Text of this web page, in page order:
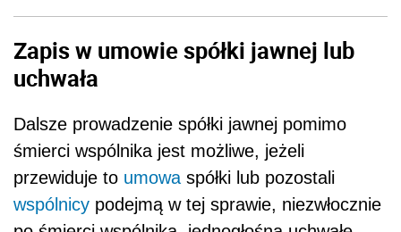
Zapis w umowie spółki jawnej lub
uchwała
Dalsze prowadzenie spółki jawnej pomimo
śmierci wspólnika jest możliwe, jeżeli
przewiduje to umowa spółki lub pozostali
wspólnicy podejmą w tej sprawie, niezwłocznie